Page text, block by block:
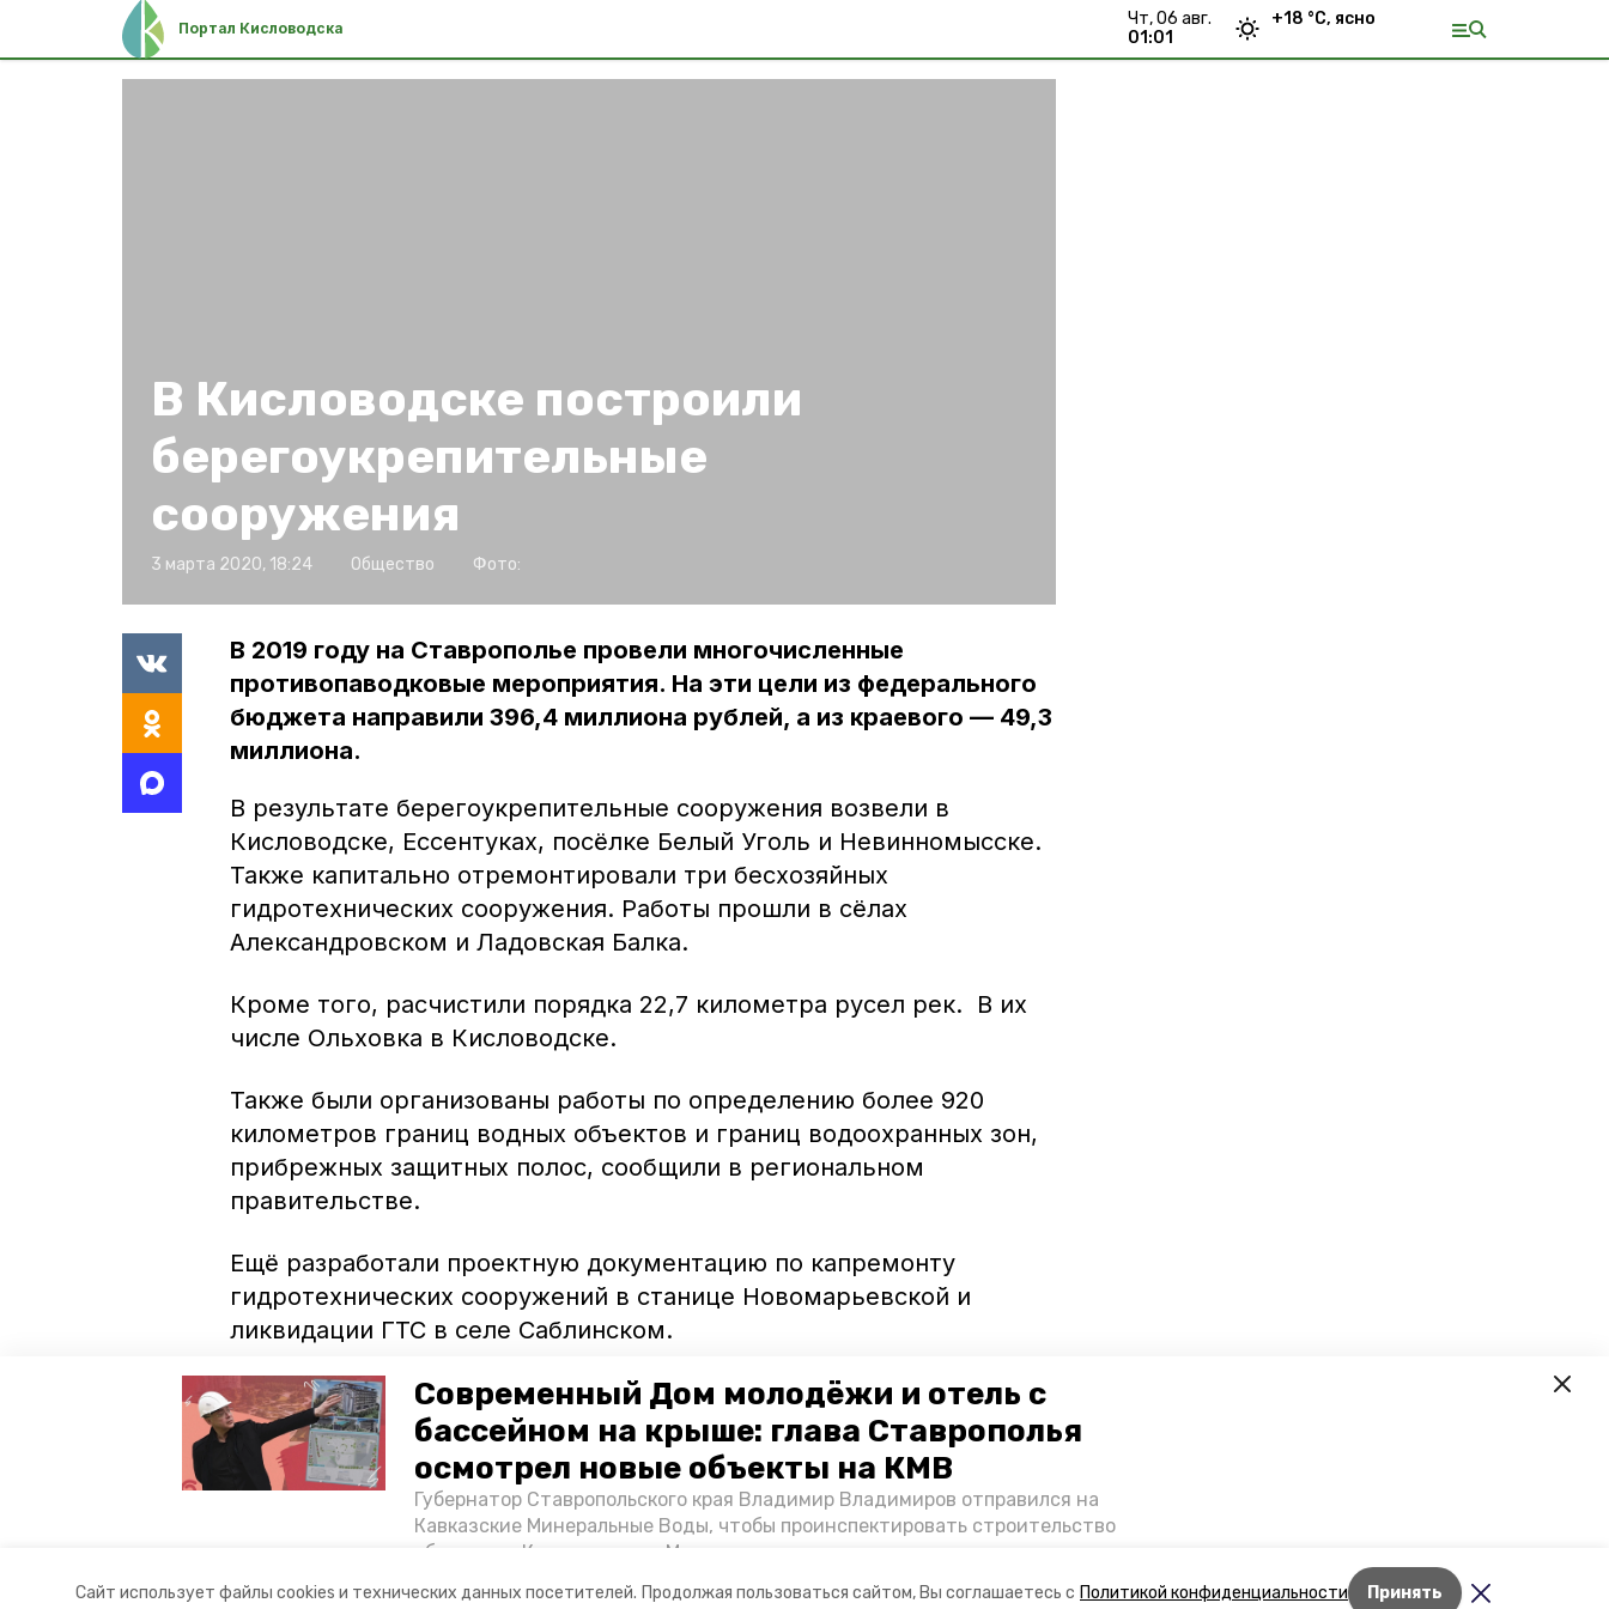
Сайт использует файлы cookies и технических данных посетителей. Продолжая пользоваться сайтом, Вы соглашаетесь с Политикой конфиденциальности Принять
Современный Дом молодёжи и отель с
бассейном на крыше: глава Ставрополья
осмотрел новые объекты на КМВ
Губернатор Ставропольского края Владимир Владимиров отправился на
Кавказские Минеральные Воды, чтобы проинспектировать строительство
объектов в Кисловодске и Минводах, а также выслушать предложения о
Портал Кисловодска
чт, 06 авг.
01:01
+18 °С, ясно
Лента новостей
В Кисловодске построили
берегоукрепительные
сооружения
3 марта 2020, 18:24 Общество Фото:
В 2019 году на Ставрополье провели многочисленные
противопаводковые мероприятия. На эти цели из федерального
бюджета направили 396,4 миллиона рублей, а из краевого — 49,3
миллиона.
В результате берегоукрепительные сооружения возвели в
Кисловодске, Ессентуках, посёлке Белый Уголь и Невинномысске.
Также капитально отремонтировали три бесхозяйных
гидротехнических сооружения. Работы прошли в сёлах
Александровском и Ладовская Балка.
Кроме того, расчистили порядка 22,7 километра русел рек. В их
числе Ольховка в Кисловодске.
Также были организованы работы по определению более 920
километров границ водных объектов и границ водоохранных зон,
прибрежных защитных полос, сообщили в региональном
правительстве.
Ещё разработали проектную документацию по капремонту
гидротехнических сооружений в станице Новомарьевской и
ликвидации ГТС в селе Саблинском.
В 2020 году запланированы 22 противопаводковых мероприятия.
На их реализацию направят 747,2 миллиона рублей.
Напомним, ранее жители Кисловодска жаловалисьна мусор на
набережной реки Берёзовка.